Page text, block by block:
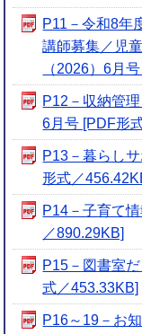
P11－令和8年
講師募集／児
（2026）6月
P12－収納管
6月号 [PDF形
P13－暮らし
形式／
P14－子育て
／890.29KB]
P15－図書室
式／453.33KB]
P16～19－お